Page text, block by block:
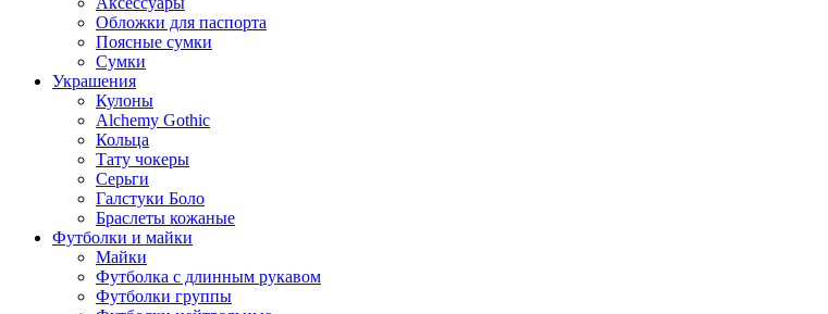
Обложки для паспорта
Поясные сумки
Сумки
Украшения
Кулоны
Alchemy Gothic
Кольца
Тату чокеры
Серьги
Галстуки Боло
Браслеты кожаные
Футболки и майки
Майки
Футболка с длинным рукавом
Футболки группы